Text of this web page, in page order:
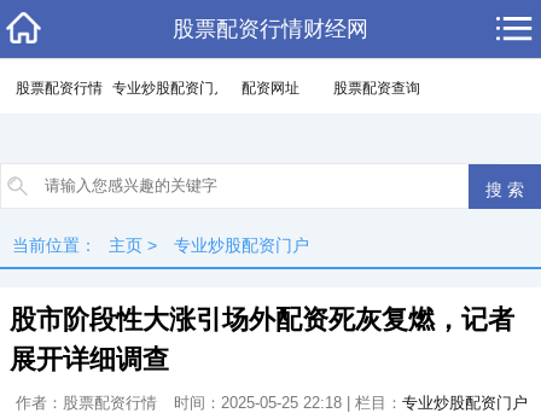
股票配资行情财经网
股票配资行情 专业炒股配资门户 配资网址 股票配资查询
当前位置： 主页 > 专业炒股配资门户
股市阶段性大涨引场外配资死灰复燃，记者
展开详细调查
作者：股票配资行情 时间：2025-05-25 22:18 | 栏目： 专业炒股配资门户